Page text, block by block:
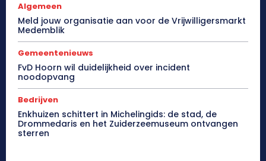
Algemeen
Meld jouw organisatie aan voor de Vrijwilligersmarkt
Medemblik
Gemeentenieuws
FvD Hoorn wil duidelijkheid over incident
noodopvang
Bedrijven
Enkhuizen schittert in Michelingids: de stad, de
Drommedaris en het Zuiderzeemuseum ontvangen
sterren